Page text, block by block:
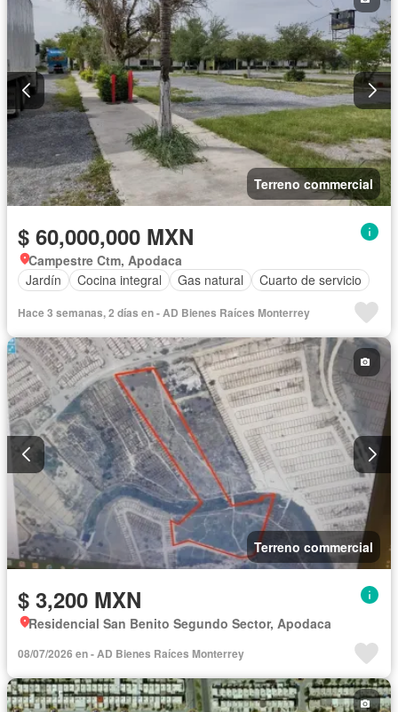
Terreno commercial
$ 60,000,000 MXN
Campestre Ctm, Apodaca
Jardín
Cocina integral Gas natural Cuarto de servicio
Hace 3 semanas, 2 días en - AD Bienes Raíces Monterrey
Terreno commercial
$ 3,200 MXN
Residencial San Benito Segundo Sector, Apodaca
08/07/2026 en - AD Bienes Raíces Monterrey